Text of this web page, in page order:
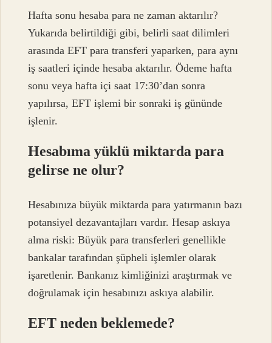
Hafta sonu hesaba para ne zaman aktarılır?
Yukarıda belirtildiği gibi, belirli saat dilimleri
arasında EFT para transferi yaparken, para aynı
iş saatleri içinde hesaba aktarılır. Ödeme hafta
sonu veya hafta içi saat 17:30’dan sonra
yapılırsa, EFT işlemi bir sonraki iş gününde
işlenir.
Hesabıma yüklü miktarda para
gelirse ne olur?
Hesabınıza büyük miktarda para yatırmanın bazı
potansiyel dezavantajları vardır. Hesap askıya
alma riski: Büyük para transferleri genellikle
bankalar tarafından şüpheli işlemler olarak
işaretlenir. Bankanız kimliğinizi araştırmak ve
doğrulamak için hesabınızı askıya alabilir.
EFT neden beklemede?